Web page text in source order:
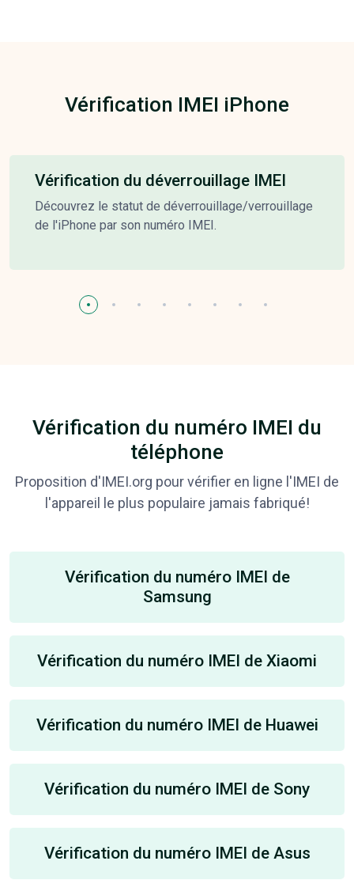
Vérification IMEI iPhone
Vérification du déverrouillage IMEI
Découvrez le statut de déverrouillage/verrouillage
de l'iPhone par son numéro IMEI.
Vérification du numéro IMEI du
téléphone
Proposition d'IMEI.org pour vérifier en ligne l'IMEI de
l'appareil le plus populaire jamais fabriqué!
Vérification du numéro IMEI de
Samsung
Vérification du numéro IMEI de Xiaomi
Vérification du numéro IMEI de Huawei
Vérification du numéro IMEI de Sony
Vérification du numéro IMEI de Asus